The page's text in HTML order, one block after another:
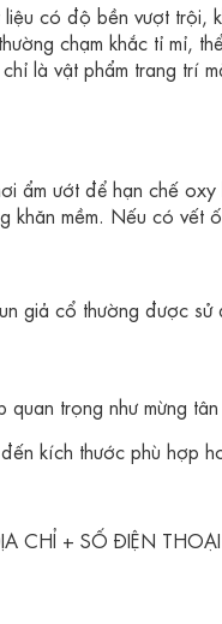
có độ bền vượt trội,
chạm khắc tỉ mỉ,
là vật phẩm trang trí
ẩm ướt để hạn chế oxy
khăn mềm. Nếu có vết
giả cổ thường được sử
quan trọng như mừng
kích thước phù hợp
CHỈ + SỐ ĐIỆN